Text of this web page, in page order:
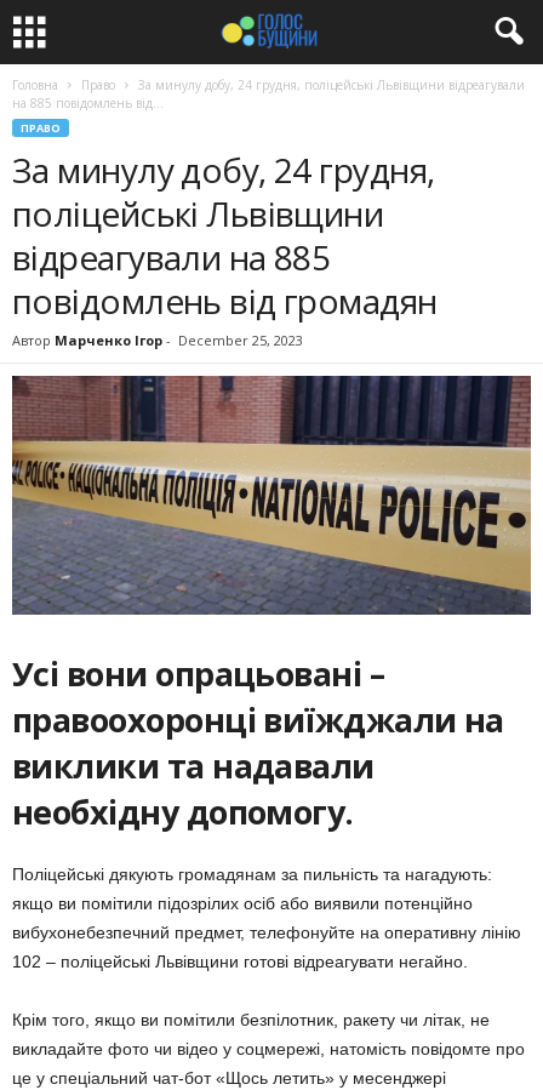
Головна Право
За минулу добу, 24 грудня, поліцейські Львівщини відреагували
на 885 повідомлень від...
ПРАВО
За минулу добу, 24 грудня,
поліцейські Львівщини
відреагували на 885
повідомлень від громадян
Автор Марченко Ігор - December 25, 2023
Усі вони опрацьовані –
правоохоронці виїжджали на
виклики та надавали
необхідну допомогу.
Поліцейські дякують громадянам за пильність та нагадують:
якщо ви помітили підозрілих осіб або виявили потенційно
вибухонебезпечний предмет, телефонуйте на оперативну лінію
102 – поліцейські Львівщини готові відреагувати негайно.
Крім того, якщо ви помітили безпілотник, ракету чи літак, не
викладайте фото чи відео у соцмережі, натомість повідомте про
це у спеціальний чат-бот «Щось летить» у месенджері